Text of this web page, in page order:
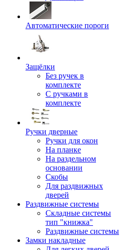
Автоматические пороги
Защёлки
Без ручек в
комплекте
С ручками в
комплекте
Ручки дверные
Ручки для окон
На планке
На раздельном
основании
Скобы
Для раздвижных
дверей
Раздвижные системы
Складные системы
тип "книжка"
Раздвижные системы
Замки накладные